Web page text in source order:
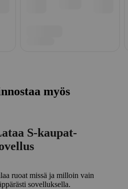
myös
S-kaupat-
ruoat missä ja milloin vain
sovelluksella.